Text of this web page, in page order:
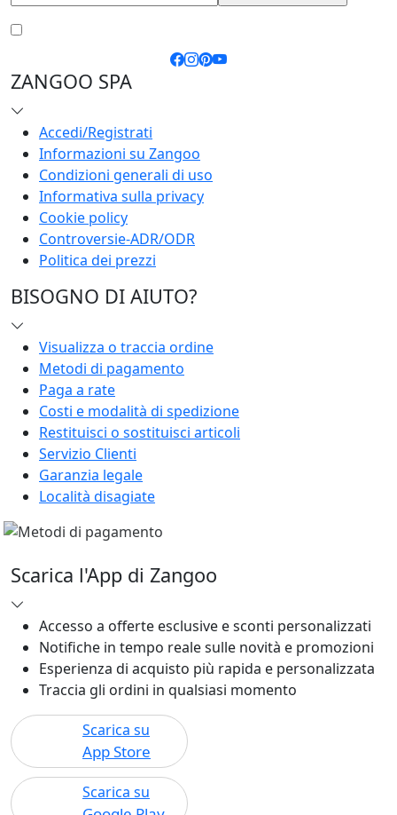
ZANGOO SPA
Accedi/Registrati
Informazioni su Zangoo
Condizioni generali di uso
Informativa sulla privacy
Cookie policy
Controversie-ADR/ODR
Politica dei prezzi
BISOGNO DI AIUTO?
Visualizza o traccia ordine
Metodi di pagamento
Paga a rate
Costi e modalità di spedizione
Restituisci o sostituisci articoli
Servizio Clienti
Garanzia legale
Località disagiate
Scarica l'App di Zangoo
Accesso a offerte esclusive e sconti personalizzati
Notifiche in tempo reale sulle novità e promozioni
Esperienza di acquisto più rapida e personalizzata
Traccia gli ordini in qualsiasi momento
Scarica su
App Store
Scarica su